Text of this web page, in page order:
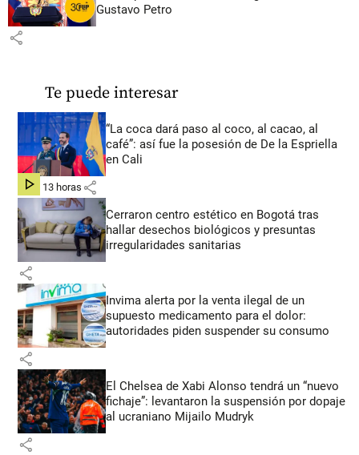
Gustavo Petro
share
Te puede interesar
“La coca dará paso al coco, al cacao, al
café”: así fue la posesión de De la Espriella
en Cali
hace 13 horas share
Cerraron centro estético en Bogotá tras
hallar desechos biológicos y presuntas
irregularidades sanitarias
share
Invima alerta por la venta ilegal de un
supuesto medicamento para el dolor:
autoridades piden suspender su consumo
share
El Chelsea de Xabi Alonso tendrá un “nuevo
fichaje”: levantaron la suspensión por dopaje
al ucraniano Mijailo Mudryk
share